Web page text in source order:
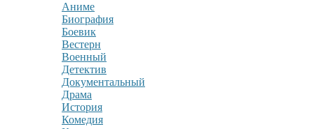
Аниме
Биография
Боевик
Вестерн
Военный
Детектив
Документальный
Драма
История
Комедия